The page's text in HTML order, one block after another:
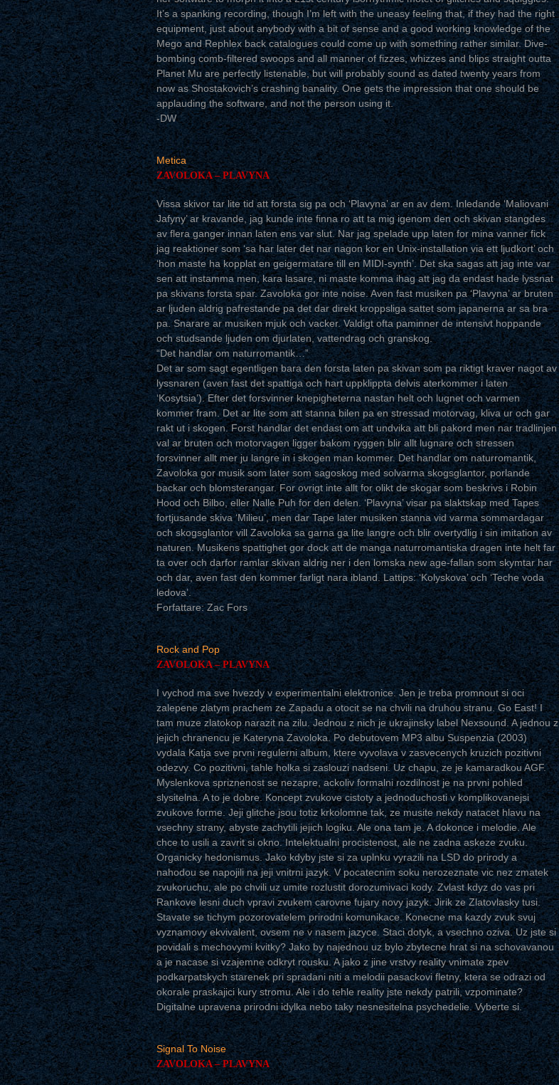
It’s a spanking recording, though I’m left with the uneasy feeling that, if they had the right
equipment, just about anybody with a bit of sense and a good working knowledge of the
Mego and Rephlex back catalogues could come up with something rather similar. Dive-
bombing comb-filtered swoops and all manner of fizzes, whizzes and blips straight outta
Planet Mu are perfectly listenable, but will probably sound as dated twenty years from
now as Shostakovich’s crashing banality. One gets the impression that one should be
applauding the software, and not the person using it.
-DW
Metica
ZAVOLOKA – PLAVYNA
Vissa skivor tar lite tid att forsta sig pa och ‘Plavyna’ ar en av dem. Inledande ‘Maliovani
Jafyny’ ar kravande, jag kunde inte finna ro att ta mig igenom den och skivan stangdes
av flera ganger innan laten ens var slut. Nar jag spelade upp laten for mina vanner fick
jag reaktioner som ‘sa har later det nar nagon kor en Unix-installation via ett ljudkort’ och
‘hon maste ha kopplat en geigermatare till en MIDI-synth’. Det ska sagas att jag inte var
sen att instamma men, kara lasare, ni maste komma ihag att jag da endast hade lyssnat
pa skivans forsta spar. Zavoloka gor inte noise. Aven fast musiken pa ‘Plavyna’ ar bruten
ar ljuden aldrig pafrestande pa det dar direkt kroppsliga sattet som japanerna ar sa bra
pa. Snarare ar musiken mjuk och vacker. Valdigt ofta paminner de intensivt hoppande
och studsande ljuden om djurlaten, vattendrag och granskog.
“Det handlar om naturromantik…”
Det ar som sagt egentligen bara den forsta laten pa skivan som pa riktigt kraver nagot av
lyssnaren (aven fast det spattiga och hart uppklippta delvis aterkommer i laten
‘Kosytsia’). Efter det forsvinner knepigheterna nastan helt och lugnet och varmen
kommer fram. Det ar lite som att stanna bilen pa en stressad motorvag, kliva ur och gar
rakt ut i skogen. Forst handlar det endast om att undvika att bli pakord men nar tradlinjen
val ar bruten och motorvagen ligger bakom ryggen blir allt lugnare och stressen
forsvinner allt mer ju langre in i skogen man kommer. Det handlar om naturromantik,
Zavoloka gor musik som later som sagoskog med solvarma skogsglantor, porlande
backar och blomsterangar. For ovrigt inte allt for olikt de skogar som beskrivs i Robin
Hood och Bilbo, eller Nalle Puh for den delen. ‘Plavyna’ visar pa slaktskap med Tapes
fortjusande skiva ‘Milieu’, men dar Tape later musiken stanna vid varma sommardagar
och skogsglantor vill Zavoloka sa garna ga lite langre och blir overtydlig i sin imitation av
naturen. Musikens spattighet gor dock att de manga naturromantiska dragen inte helt far
ta over och darfor ramlar skivan aldrig ner i den lomska new age-fallan som skymtar har
och dar, aven fast den kommer farligt nara ibland. Lattips: ‘Kolyskova’ och ‘Teche voda
ledova’.
Forfattare: Zac Fors
Rock and Pop
ZAVOLOKA – PLAVYNA
I vychod ma sve hvezdy v experimentalni elektronice. Jen je treba promnout si oci
zalepene zlatym prachem ze Zapadu a otocit se na chvili na druhou stranu. Go East! I
tam muze zlatokop narazit na zilu. Jednou z nich je ukrajinsky label Nexsound. A jednou z
jejich chranencu je Kateryna Zavoloka. Po debutovem MP3 albu Suspenzia (2003)
vydala Katja sve prvni regulerni album, ktere vyvolava v zasvecenych kruzich pozitivni
odezvy. Co pozitivni, tahle holka si zaslouzi nadseni. Uz chapu, ze je kamaradkou AGF.
Myslenkova spriznenost se nezapre, ackoliv formalni rozdilnost je na prvni pohled
slysitelna. A to je dobre. Koncept zvukove cistoty a jednoduchosti v komplikovanejsi
zvukove forme. Jeji glitche jsou totiz krkolomne tak, ze musite nekdy natacet hlavu na
vsechny strany, abyste zachytili jejich logiku. Ale ona tam je. A dokonce i melodie. Ale
chce to usili a zavrit si okno. Intelektualni procistenost, ale ne zadna askeze zvuku.
Organicky hedonismus. Jako kdyby jste si za uplnku vyrazili na LSD do prirody a
nahodou se napojili na jeji vnitrni jazyk. V pocatecnim soku nerozeznate vic nez zmatek
zvukoruchu, ale po chvili uz umite rozlustit dorozumivaci kody. Zvlast kdyz do vas pri
Rankove lesni duch vpravi zvukem carovne fujary novy jazyk. Jirik ze Zlatovlasky tusi.
Stavate se tichym pozorovatelem prirodni komunikace. Konecne ma kazdy zvuk svuj
vyznamovy ekvivalent, ovsem ne v nasem jazyce. Staci dotyk, a vsechno oziva. Uz jste si
povidali s mechovymi kvitky? Jako by najednou uz bylo zbytecne hrat si na schovavanou
a je nacase si vzajemne odkryt rousku. A jako z jine vrstvy reality vnimate zpev
podkarpatskych starenek pri spradani niti a melodii pasackovi fletny, ktera se odrazi od
okorale praskajici kury stromu. Ale i do tehle reality jste nekdy patrili, vzpominate?
Digitalne upravena prirodni idylka nebo taky nesnesitelna psychedelie. Vyberte si.
Signal To Noise
ZAVOLOKA – PLAVYNA